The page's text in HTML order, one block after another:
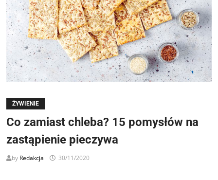
ŻYWIENIE
Co zamiast chleba? 15 pomysłów na
zastąpienie pieczywa
by Redakcja 30/11/2020